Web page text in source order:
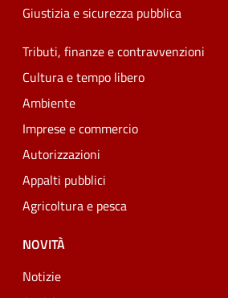
Giustizia e sicurezza pubblica
Tributi, finanze e contravvenzioni
Cultura e tempo libero
Ambiente
Imprese e commercio
Autorizzazioni
Appalti pubblici
Agricoltura e pesca
NOVITÀ
Notizie